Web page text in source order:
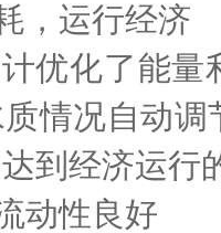
运行经济
化了能量
情况自动
到经济运行
性良好